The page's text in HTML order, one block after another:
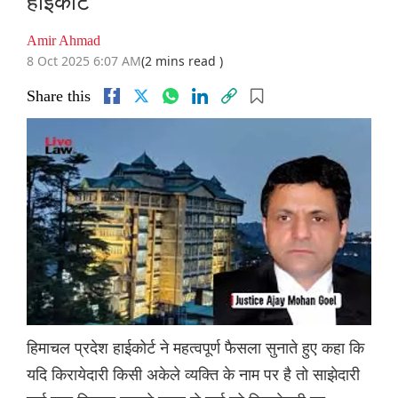
Amir Ahmad
8 Oct 2025 6:07 AM(2 mins read )
Share this
हिमाचल प्रदेश हाईकोर्ट ने महत्वपूर्ण फैसला सुनाते हुए कहा कि
यदि किरायेदारी किसी अकेले व्यक्ति के नाम पर है तो साझेदारी